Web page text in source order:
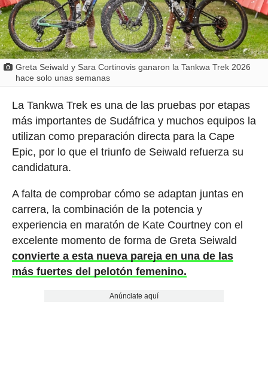
Greta Seiwald y Sara Cortinovis ganaron la Tankwa Trek 2026
hace solo unas semanas
La Tankwa Trek es una de las pruebas por etapas
más importantes de Sudáfrica y muchos equipos la
utilizan como preparación directa para la Cape
Epic, por lo que el triunfo de Seiwald refuerza su
candidatura.
A falta de comprobar cómo se adaptan juntas en
carrera, la combinación de la potencia y
experiencia en maratón de Kate Courtney con el
excelente momento de forma de Greta Seiwald
convierte a esta nueva pareja en una de las
más fuertes del pelotón femenino.
Anúnciate aquí